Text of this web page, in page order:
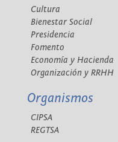
Cultura
Bienestar Social
Presidencia
Fomento
Economía y Hacienda
Organización y RRHH
Organismos
CIPSA
REGTSA